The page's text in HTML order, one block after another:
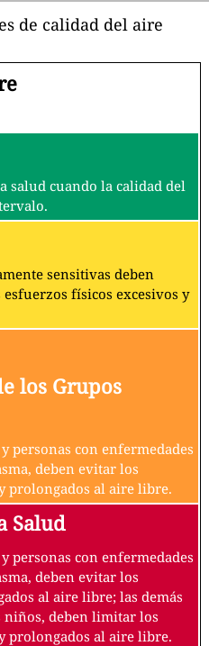
de calidad del aire
salud cuando la calidad del
sensitivas deben
físicos excesivos y
los Grupos
personas con enfermedades
deben evitar los
prolongados al aire libre.
Salud
personas con enfermedades
deben evitar los
al aire libre; las demás
niños, deben limitar los
prolongados al aire libre.